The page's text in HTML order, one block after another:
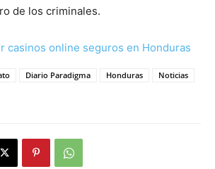
de los criminales.
casinos online seguros en Honduras
Diario Paradigma Honduras
Noticias